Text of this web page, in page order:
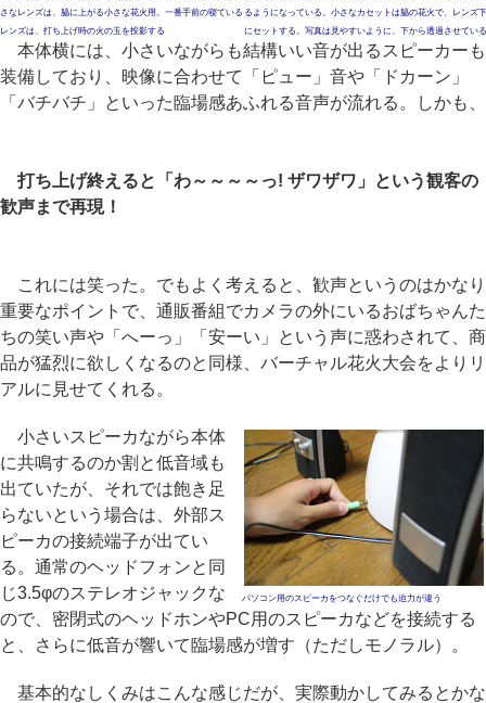
さなレンズは、脇に上がる小さな花火用。一番手前の寝ている
レンズは、打ち上げ時の火の玉を投影する
るようになっている。小さなカセットは脇の花火で、レンズ下
にセットする。写真は見やすいように、下から透過させている
本体横には、小さいながらも結構いい音が出るスピーカーも
装備しており、映像に合わせて「ピュー」音や「ドカーン」
「バチバチ」といった臨場感あふれる音声が流れる。しかも、
打ち上げ終えると「わ～～～～っ! ザワザワ」という観客の
歓声まで再現！
これには笑った。でもよく考えると、歓声というのはかなり
重要なポイントで、通販番組でカメラの外にいるおばちゃんた
ちの笑い声や「へーっ」「安ーい」という声に惑わされて、商
品が猛烈に欲しくなるのと同様、バーチャル花火大会をよりリ
アルに見せてくれる。
パソコン用のスピーカをつなぐだけでも迫力が違う
小さいスピーカながら本体
に共鳴するのか割と低音域も
出ていたが、それでは飽き足
らないという場合は、外部ス
ピーカの接続端子が出てい
る。通常のヘッドフォンと同
じ3.5φのステレオジャックな
ので、密閉式のヘッドホンやPC用のスピーカなどを接続する
と、さらに低音が響いて臨場感が増す（ただしモノラル）。
基本的なしくみはこんな感じだが、実際動かしてみるとかな